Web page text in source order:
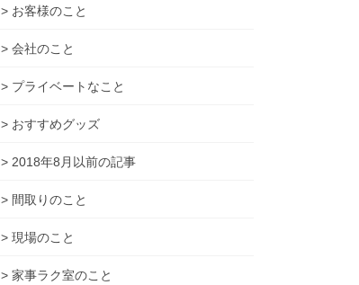
> お客様のこと
> 会社のこと
> プライベートなこと
> おすすめグッズ
> 2018年8月以前の記事
> 間取りのこと
> 現場のこと
> 家事ラク室のこと